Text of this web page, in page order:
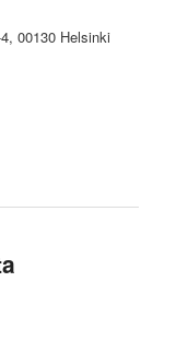
00130 Helsinki